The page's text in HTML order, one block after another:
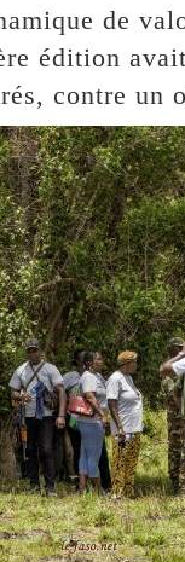
de
édition
contre un